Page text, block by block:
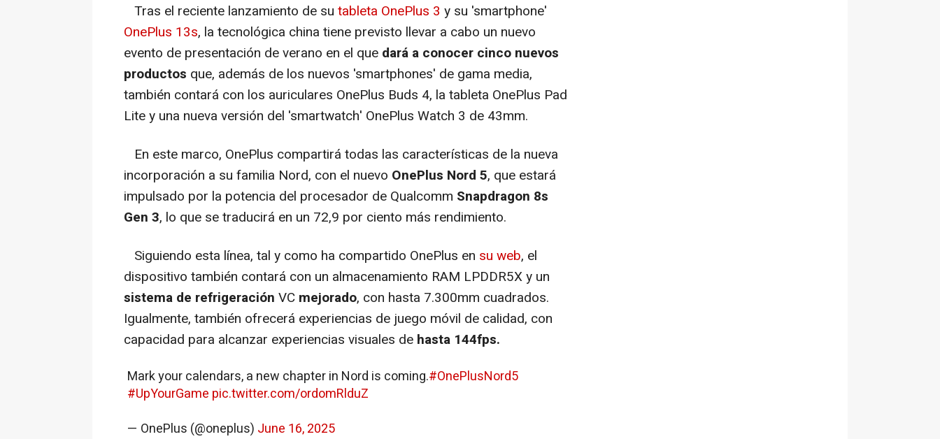
Tras el reciente lanzamiento de su tableta OnePlus 3 y su 'smartphone'
OnePlus 13s, la tecnológica china tiene previsto llevar a cabo un nuevo
evento de presentación de verano en el que dará a conocer cinco nuevos
productos que, además de los nuevos 'smartphones' de gama media,
también contará con los auriculares OnePlus Buds 4, la tableta OnePlus Pad
Lite y una nueva versión del 'smartwatch' OnePlus Watch 3 de 43mm.
En este marco, OnePlus compartirá todas las características de la nueva
incorporación a su familia Nord, con el nuevo OnePlus Nord 5, que estará
impulsado por la potencia del procesador de Qualcomm Snapdragon 8s
Gen 3, lo que se traducirá en un 72,9 por ciento más rendimiento.
Siguiendo esta línea, tal y como ha compartido OnePlus en su web, el
dispositivo también contará con un almacenamiento RAM LPDDR5X y un
sistema de refrigeración VC mejorado, con hasta 7.300mm cuadrados.
Igualmente, también ofrecerá experiencias de juego móvil de calidad, con
capacidad para alcanzar experiencias visuales de hasta 144fps.
Mark your calendars, a new chapter in Nord is coming.#OnePlusNord5
#UpYourGame pic.twitter.com/ordomRlduZ
— OnePlus (@oneplus) June 16, 2025